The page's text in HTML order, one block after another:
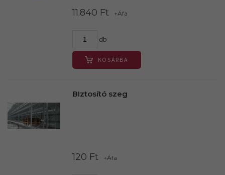
11.840 Ft +Áfa
db
KOSÁRBA
BIztosító szeg
120 Ft +Áfa